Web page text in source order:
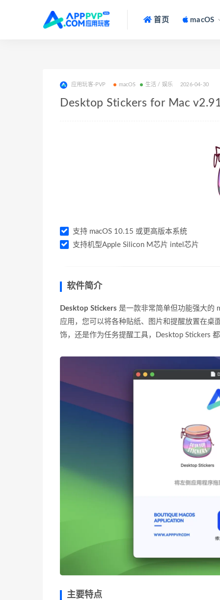
首页 macOS
应用玩客-PVP macOS 生活 / 娱乐 2026-04-30
Desktop Stickers for Mac
支持 macOS 10.15 或更高版本系统
支持机型Apple Silicon M芯片 intel芯片
软件简介
Desktop Stickers 是一款非常简单但功能强大的
应用，您可以将各种贴纸、图片和提醒放置在桌
饰，还是作为任务提醒工具，Desktop Stickers
主要特点